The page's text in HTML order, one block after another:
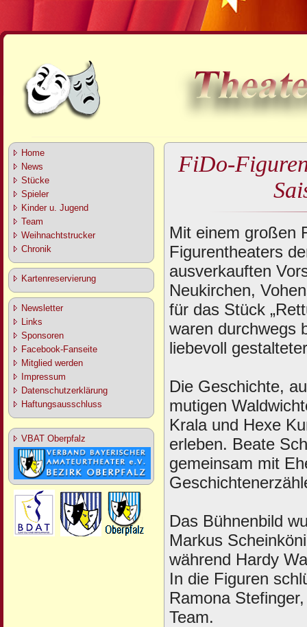
Home
News
Stücke
Spieler
Kinder u. Jugend
Team
Weihnachtstrucker
Chronik
Kartenreservierung
Newsletter
Links
Sponsoren
Facebook-Fanseite
Mitglied werden
Impressum
Datenschutzerklärung
Haftungsausschluss
VBAT Oberpfalz
FiDo-
Mit einem großen
Figurentheaters
ausverkauften
Neukirchen,
für das Stück
waren durchwegs
liebevoll
Die Geschichte,
mutigen
Krala und Hexe
erleben. Beate
gemeinsam mit
Das Bühnenbild
Markus
während Hardy
In die Figuren
Ramona
Team.